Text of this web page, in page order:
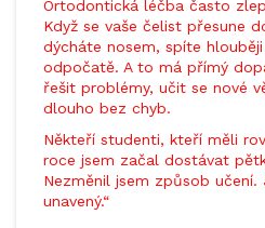
Ortodontická léčba často
Když se vaše čelist přesune
dýcháte nosem, spíte
odpočatě. A to má přímý
řešit problémy, učit se nové
dlouho bez chyb.
Někteří studenti, kteří měli
roce jsem začal dostávat
Nezměnil jsem způsob
unavený.“